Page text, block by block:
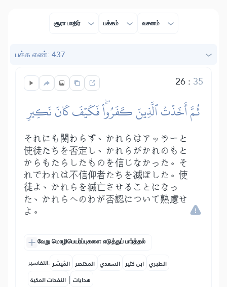
சூரா பாதிர் பக்கம் வசனம்
பக்க எண்: 437
26: 35
ثُمَّ أَخَذۡتُ ٱلَّذِينَ كَفَرُواْۖ فَكَيۡفَ كَانَ نَكِيرِ
それにも関わらず、かれらはアッラーと
使徒たちを否定し、かれらがかれのもと
からもたらしたものを信じなかった。そ
れでわれは不信仰者たちを滅ぼした。使
徒よ、かれらを滅亡させることになっ
た、かれらへのわが否認について熟慮せ
よ。
வேறு மொழிபெயர்ப்புகளை எடுத்துப் பார்த்தல்
التفاسير: المُيسَّر المختصر السعدي ابن كثير الطبري
النفحات المكية | هدايات